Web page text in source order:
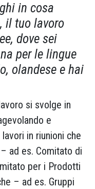
in cosa
il tuo lavoro
dove sei
per le lingue
olandese e hai
si svolge in
e
in riunioni che
ad es. Comitato di
per i Prodotti
– ad es. Gruppi